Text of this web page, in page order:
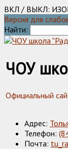
ВКЛ / ВЫКЛ:
Версия для
Найти:
ЧОУ
Официальный
Адрес:
Телефон:
Почта: